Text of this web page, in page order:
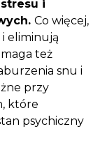
i
Co więcej,
eliminują
też
snu i
przy
które
psychiczny